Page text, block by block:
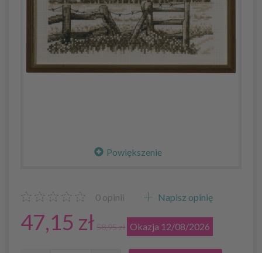
Powiększenie
0 opinii Napisz opinię
47,15 zł 58,95 zł Okazja 12/08/2026